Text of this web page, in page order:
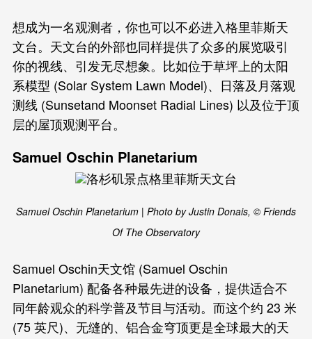
想成为一名观测者，你也可以不必进入格里菲斯天
文台。天文台的外部也同样提供了众多的展览吸引
你的视线、引发无尽想象。比如位于草坪上的太阳
系模型 (Solar System Lawn Model)、日落及月落观
测线 (Sunsetand Moonset Radial Lines) 以及位于顶
层的屋顶观测平台。
Samuel Oschin Planetarium
Samuel Oschin Planetarium | Photo by Justin Donais, © Friends
Of The Observatory
Samuel Oschin天文馆 (Samuel Oschin
Planetarium) 配备各种最先进的设备，提供适合不
同年龄观众的科学普及节目与活动。而这个约 23 米
(75 英尺)、无缝的、铝合金穹顶更是全球最大的天